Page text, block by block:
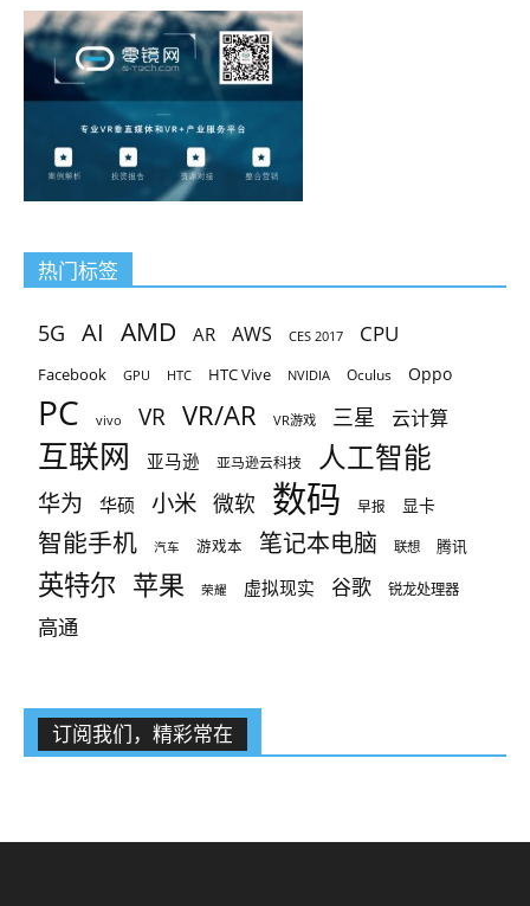
热门标签
5G AI AMD AR AWS CES 2017 CPU
Facebook GPU HTC HTC Vive NVIDIA Oculus Oppo
PC vivo VR VR/AR VR游戏 三星 云计算
互联网 亚马逊 亚马逊云科技 人工智能
华为 华硕 小米 微软 数码 早报 显卡
智能手机 汽车 游戏本 笔记本电脑 联想 腾讯
英特尔 苹果 荣耀 虚拟现实 谷歌 锐龙处理器
高通
订阅我们，精彩常在